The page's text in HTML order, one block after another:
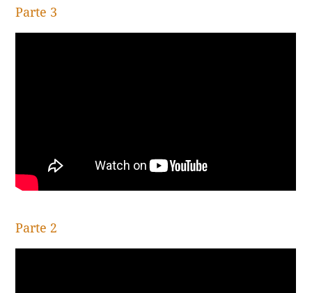
Parte 3
Parte 2